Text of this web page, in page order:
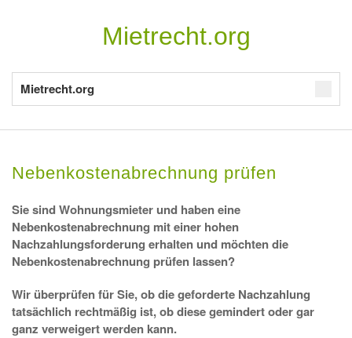
Mietrecht.org
Mietrecht.org
Nebenkostenabrechnung prüfen
Sie sind Wohnungsmieter und haben eine
Nebenkostenabrechnung mit einer hohen
Nachzahlungsforderung erhalten und möchten die
Nebenkostenabrechnung prüfen lassen?
Wir überprüfen für Sie, ob die geforderte Nachzahlung
tatsächlich rechtmäßig ist, ob diese gemindert oder gar
ganz verweigert werden kann.